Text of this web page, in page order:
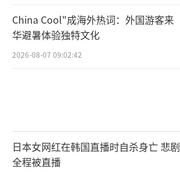
China Cool"成海外热词：外国游客来
华避暑体验独特文化
2026-08-07 09:02:42
日本女网红在韩国直播时自杀身亡 悲剧
全程被直播